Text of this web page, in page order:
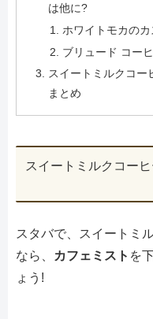
は他に?
ホワイトモカのカ
ブリュード コー
スイートミルクコー
まとめ
スイートミルクコー
スタバで、スイートミ
なら、
カフェミスト を
ょう!